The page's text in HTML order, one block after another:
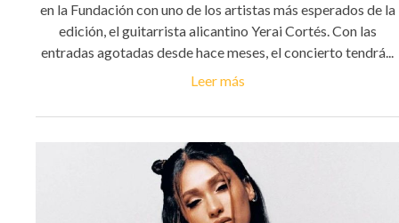
en la Fundación con uno de los artistas más esperados de la
edición, el guitarrista alicantino Yerai Cortés. Con las
entradas agotadas desde hace meses, el concierto tendrá...
Leer más